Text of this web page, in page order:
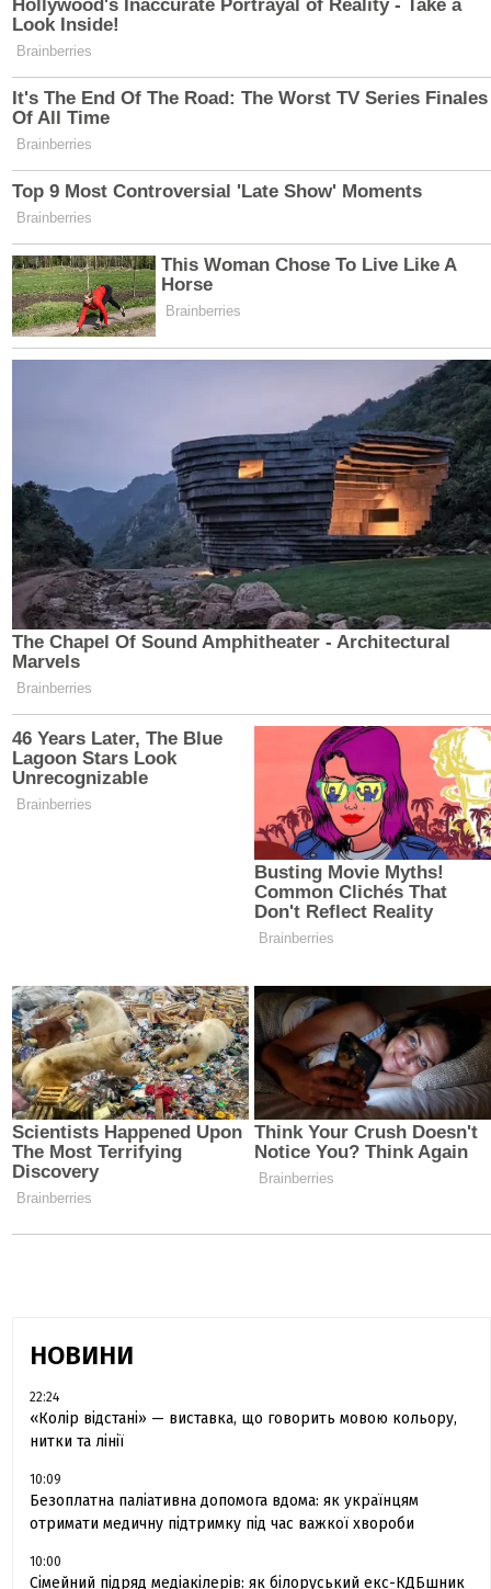
НОВИНИ
22:24
«Колір відстані» — виставка, що говорить мовою кольору,
нитки та лінії
10:09
Безоплатна паліативна допомога вдома: як українцям
отримати медичну підтримку під час важкої хвороби
10:00
Сімейний підряд медіакілерів: як білоруський екс-КДБшник